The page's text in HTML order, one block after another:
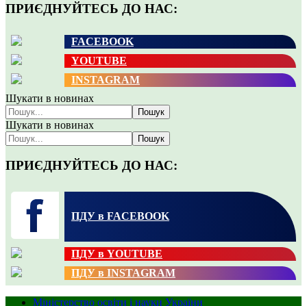
ПРИЄДНУЙТЕСЬ ДО НАС:
FACEBOOK
YOUTUBE
INSTAGRAM
Шукати в новинах
Пошук
Шукати в новинах
Пошук
ПРИЄДНУЙТЕСЬ ДО НАС:
ПДУ в FACEBOOK
ПДУ в YOUTUBE
ПДУ в INSTAGRAM
Міністерство освіти і науки України